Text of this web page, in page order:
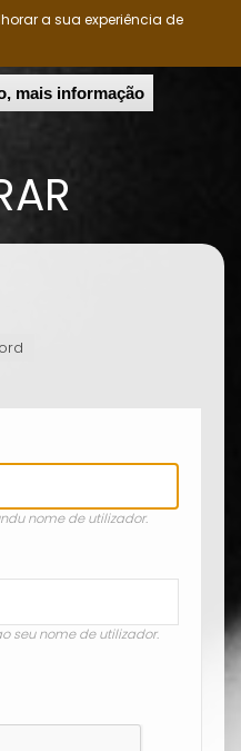
a sua experiência de
mais informação
nome de utilizador.
seu nome de utilizador.